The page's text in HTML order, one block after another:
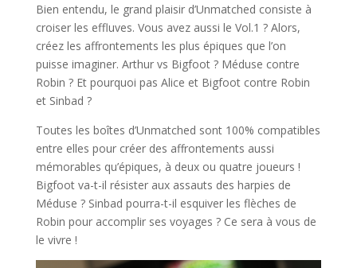
Bien entendu, le grand plaisir d’Unmatched consiste à
croiser les effluves. Vous avez aussi le Vol.1 ? Alors,
créez les affrontements les plus épiques que l’on
puisse imaginer. Arthur vs Bigfoot ? Méduse contre
Robin ? Et pourquoi pas Alice et Bigfoot contre Robin
et Sinbad ?
Toutes les boîtes d’Unmatched sont 100% compatibles
entre elles pour créer des affrontements aussi
mémorables qu’épiques, à deux ou quatre joueurs !
Bigfoot va-t-il résister aux assauts des harpies de
Méduse ? Sinbad pourra-t-il esquiver les flèches de
Robin pour accomplir ses voyages ? Ce sera à vous de
le vivre !